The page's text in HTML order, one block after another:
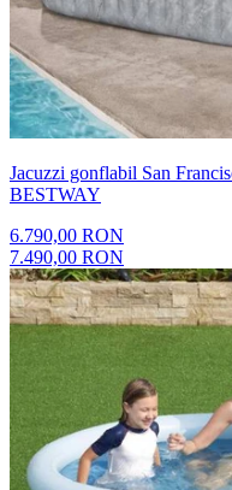
Jacuzzi gonflabil San
BESTWAY
6.790,00 RON
7.490,00 RON